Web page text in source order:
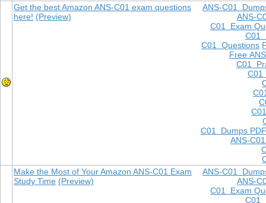
ANS-C01
ANS-
C01 Exam
C01
C01 Questions
Free
C01
C01
C01 Dumps PDF
ANS-
Get the best Amazon ANS-C01 exam questions
here! (Preview)
ANS-C01
ANS-
C01 Exam
C01
Make the Most of Your Amazon ANS-C01 Exam
Study Time (Preview)